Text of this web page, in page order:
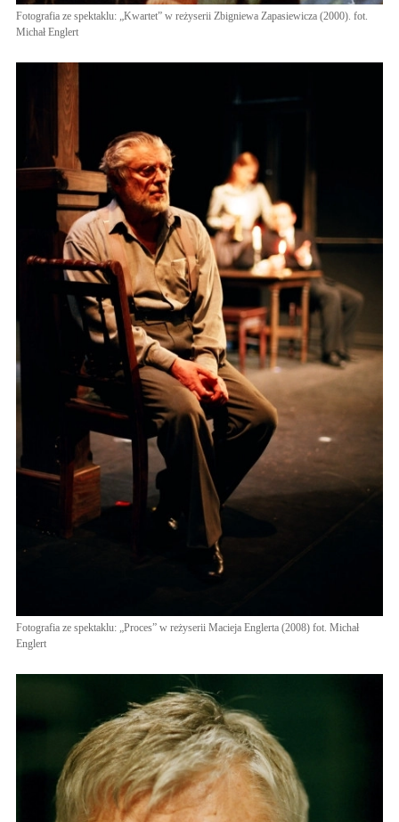
Fotografia ze spektaklu: „Kwartet” w reżyserii Zbigniewa Zapasiewicza (2000). fot.
Michał Englert
Fotografia ze spektaklu: „Proces” w reżyserii Macieja Englerta (2008) fot. Michał
Englert